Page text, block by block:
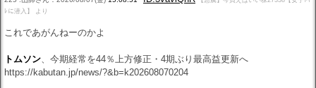
ﾚに潜入】 より
これであがんねーのかよ
トムソン、今期経常を44％上方修正・4期ぶり最高益更新へ
https://kabutan.jp/news/?&b=k202608070204